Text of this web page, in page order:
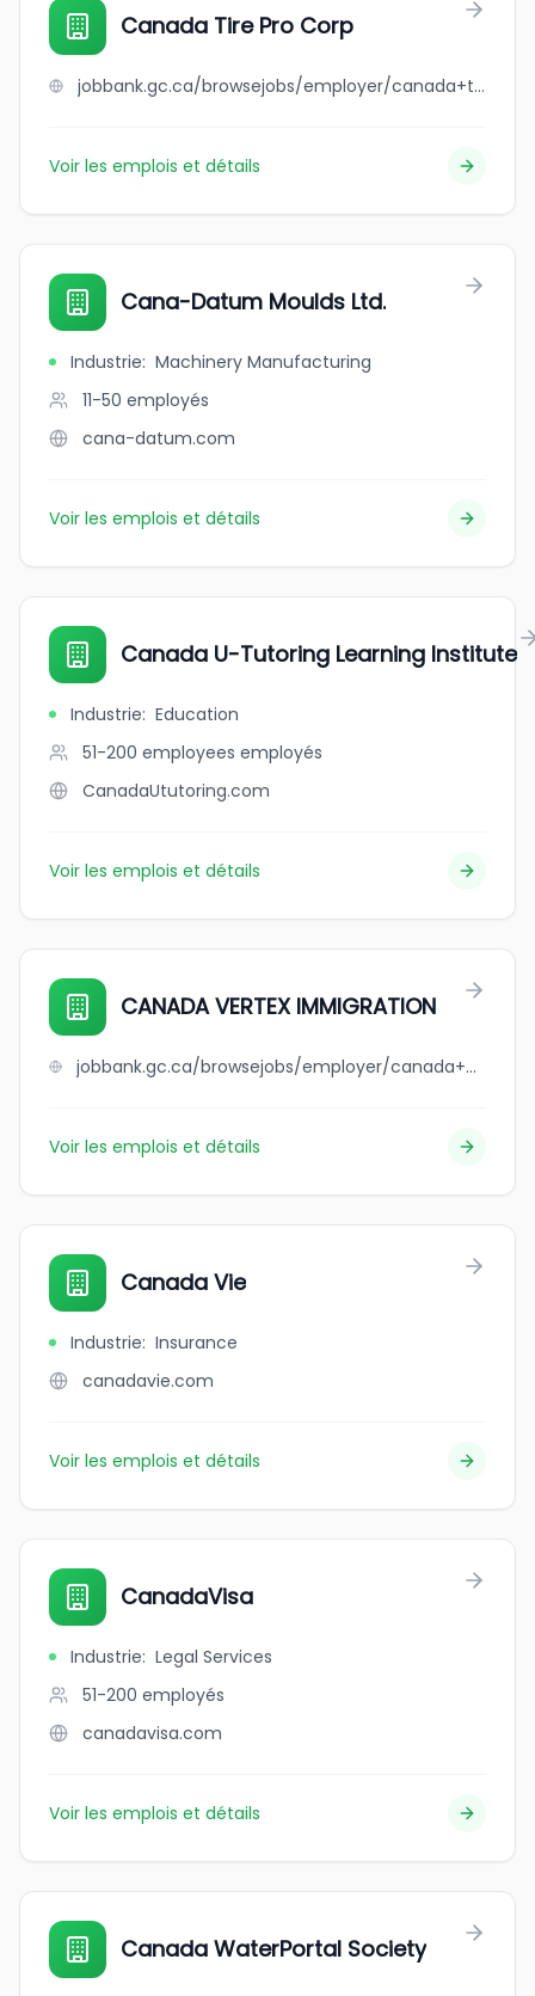
Canada Tire Pro Corp
jobbank.gc.ca/browsejobs/employer/canada+tire+pro+corp/ca
Voir les emplois et détails
Cana-Datum Moulds Ltd.
Industrie: Machinery Manufacturing
11-50 employés
cana-datum.com
Voir les emplois et détails
Canada U-Tutoring Learning Institute
Industrie: Education
51-200 employees employés
CanadaUtutoring.com
Voir les emplois et détails
CANADA VERTEX IMMIGRATION
jobbank.gc.ca/browsejobs/employer/canada+vertex+immigration/ca
Voir les emplois et détails
Canada Vie
Industrie: Insurance
canadavie.com
Voir les emplois et détails
CanadaVisa
Industrie: Legal Services
51-200 employés
canadavisa.com
Voir les emplois et détails
Canada WaterPortal Society